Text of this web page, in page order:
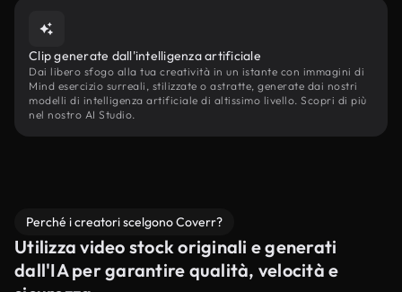
Clip generate dall'intelligenza artificiale
Dai libero sfogo alla tua creatività in un istante con immagini di
Mind esercizio surreali, stilizzate o astratte, generate dai nostri
modelli di intelligenza artificiale di altissimo livello. Scopri di più
nel nostro AI Studio.
Perché i creatori scelgono Coverr?
Utilizza video stock originali e generati
dall'IA per garantire qualità, velocità e